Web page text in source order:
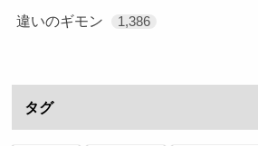
違いのギモン 1,386
タグ